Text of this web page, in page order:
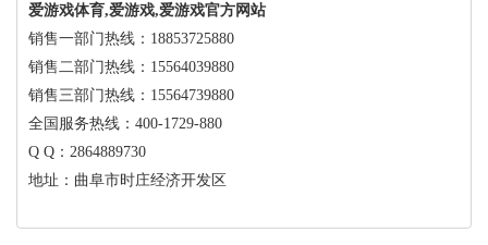
爱游戏体育,爱游戏,爱游戏官方网站
销售一部门热线：18853725880
销售二部门热线：15564039880
销售三部门热线：15564739880
全国服务热线：400-1729-880
Q Q：2864889730
地址：曲阜市时庄经济开发区